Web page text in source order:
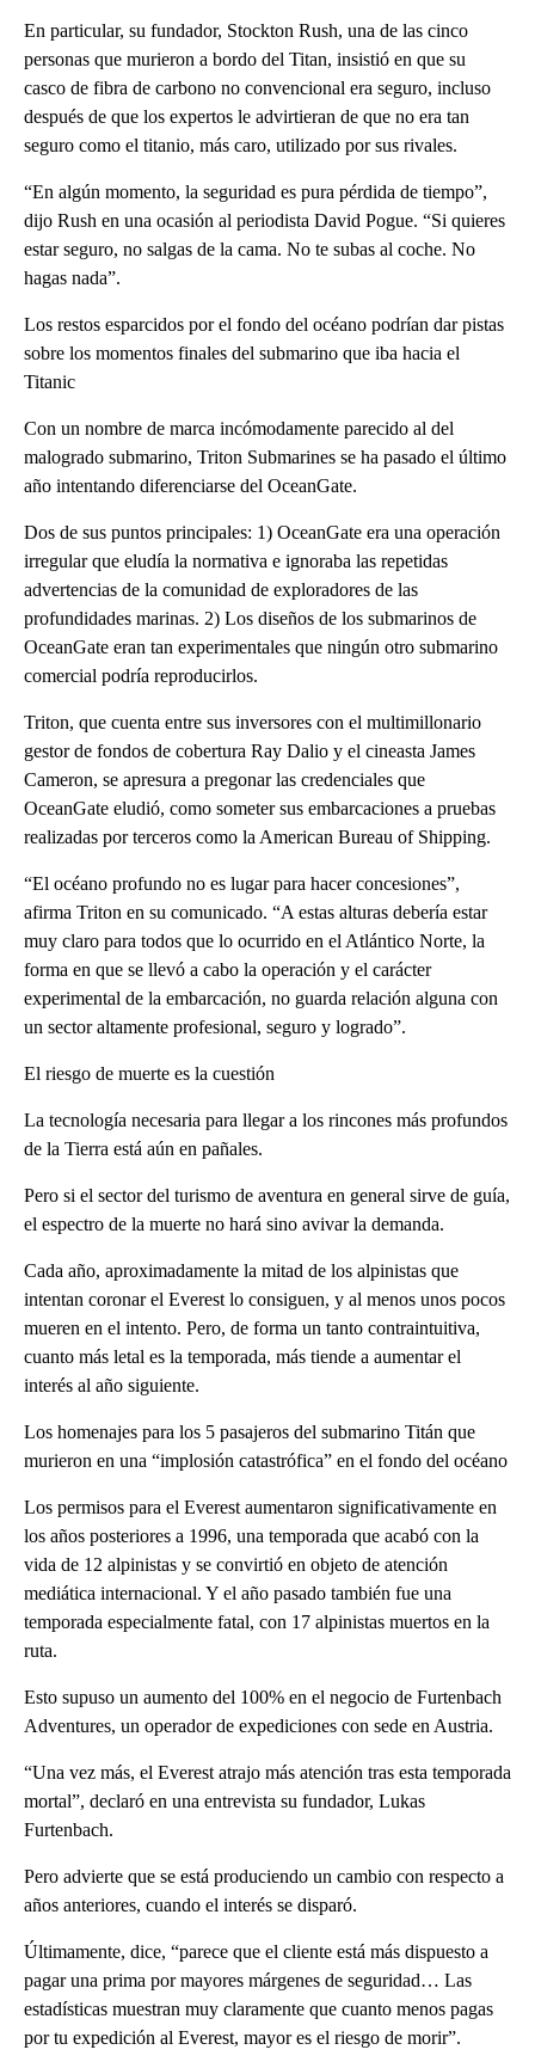
En particular, su fundador, Stockton Rush, una de las cinco
personas que murieron a bordo del Titan, insistió en que su
casco de fibra de carbono no convencional era seguro, incluso
después de que los expertos le advirtieran de que no era tan
seguro como el titanio, más caro, utilizado por sus rivales.
“En algún momento, la seguridad es pura pérdida de tiempo”,
dijo Rush en una ocasión al periodista David Pogue. “Si quieres
estar seguro, no salgas de la cama. No te subas al coche. No
hagas nada”.
Los restos esparcidos por el fondo del océano podrían dar pistas
sobre los momentos finales del submarino que iba hacia el
Titanic
Con un nombre de marca incómodamente parecido al del
malogrado submarino, Triton Submarines se ha pasado el último
año intentando diferenciarse del OceanGate.
Dos de sus puntos principales: 1) OceanGate era una operación
irregular que eludía la normativa e ignoraba las repetidas
advertencias de la comunidad de exploradores de las
profundidades marinas. 2) Los diseños de los submarinos de
OceanGate eran tan experimentales que ningún otro submarino
comercial podría reproducirlos.
Triton, que cuenta entre sus inversores con el multimillonario
gestor de fondos de cobertura Ray Dalio y el cineasta James
Cameron, se apresura a pregonar las credenciales que
OceanGate eludió, como someter sus embarcaciones a pruebas
realizadas por terceros como la American Bureau of Shipping.
“El océano profundo no es lugar para hacer concesiones”,
afirma Triton en su comunicado. “A estas alturas debería estar
muy claro para todos que lo ocurrido en el Atlántico Norte, la
forma en que se llevó a cabo la operación y el carácter
experimental de la embarcación, no guarda relación alguna con
un sector altamente profesional, seguro y logrado”.
El riesgo de muerte es la cuestión
La tecnología necesaria para llegar a los rincones más profundos
de la Tierra está aún en pañales.
Pero si el sector del turismo de aventura en general sirve de guía,
el espectro de la muerte no hará sino avivar la demanda.
Cada año, aproximadamente la mitad de los alpinistas que
intentan coronar el Everest lo consiguen, y al menos unos pocos
mueren en el intento. Pero, de forma un tanto contraintuitiva,
cuanto más letal es la temporada, más tiende a aumentar el
interés al año siguiente.
Los homenajes para los 5 pasajeros del submarino Titán que
murieron en una “implosión catastrófica” en el fondo del océano
Los permisos para el Everest aumentaron significativamente en
los años posteriores a 1996, una temporada que acabó con la
vida de 12 alpinistas y se convirtió en objeto de atención
mediática internacional. Y el año pasado también fue una
temporada especialmente fatal, con 17 alpinistas muertos en la
ruta.
Esto supuso un aumento del 100% en el negocio de Furtenbach
Adventures, un operador de expediciones con sede en Austria.
“Una vez más, el Everest atrajo más atención tras esta temporada
mortal”, declaró en una entrevista su fundador, Lukas
Furtenbach.
Pero advierte que se está produciendo un cambio con respecto a
años anteriores, cuando el interés se disparó.
Últimamente, dice, “parece que el cliente está más dispuesto a
pagar una prima por mayores márgenes de seguridad… Las
estadísticas muestran muy claramente que cuanto menos pagas
por tu expedición al Everest, mayor es el riesgo de morir”.